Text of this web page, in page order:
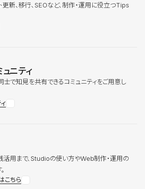
新、移行、SEOなど、制作・運用に役立つTips
ニティ
で知見を共有できるコミュニティをご用意し
用まで、Studioの使い方やWeb制作・運用の
こちら